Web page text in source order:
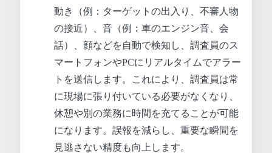
動き（例：ターゲットの出入り、不審人物
の接近）、音（例：車のエンジン音、会
話）、顔などを自動で検知し、調査員のス
マートフォンやPCにリアルタイムでアラー
トを送信します。これにより、調査員は常
に現場に張り付いている必要がなくなり、
休憩や別の業務に時間を充てることが可能
になります。誤報を減らし、重要な瞬間を
見逃さない精度も向上します。